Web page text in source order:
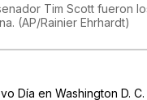
Tim Scott fueron
(AP/Rainier Ehrhardt)
Día en Washington D. C.